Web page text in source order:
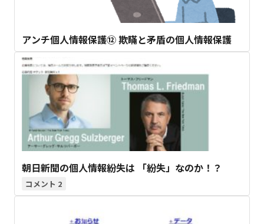
アンチ個人情報保護⑫ 欺瞞と矛盾の個人情報保護
朝日新聞の個人情報紛失は 「紛失」なのか！？
2